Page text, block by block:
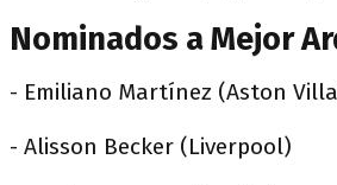
Nominados a Mejor
- Emiliano Martínez (Aston
- Alisson Becker (Liverpool)